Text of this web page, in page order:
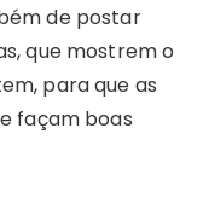
de postar
que mostrem o
para que as
façam boas